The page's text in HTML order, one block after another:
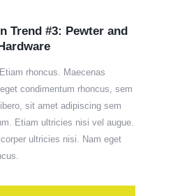
Trend #3: Pewter and
rhoncus. Maecenas
condimentum rhoncus, sem
sit amet adipiscing sem
Etiam ultricies nisi vel augue.
ultricies nisi. Nam eget